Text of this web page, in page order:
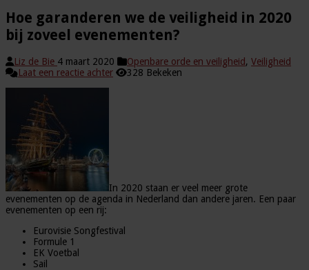
Hoe garanderen we de veiligheid in 2020
bij zoveel evenementen?
Liz de Bie 4 maart 2020 Openbare orde en veiligheid, Veiligheid
Laat een reactie achter
328 Bekeken
In 2020 staan er veel meer grote
evenementen op de agenda in Nederland dan andere jaren. Een paar
evenementen op een rij:
Eurovisie Songfestival
Formule 1
EK Voetbal
Sail